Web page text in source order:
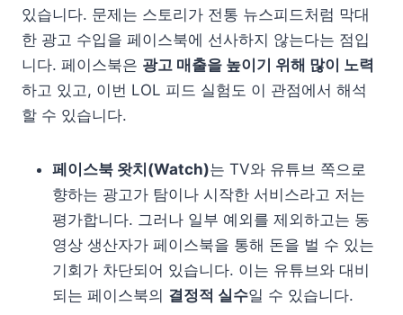
있습니다. 문제는 스토리가 전통 뉴스피드처럼 막대
한 광고 수입을 페이스북에 선사하지 않는다는 점입
니다. 페이스북은 광고 매출을 높이기 위해 많이 노력
하고 있고, 이번 LOL 피드 실험도 이 관점에서 해석
할 수 있습니다.
페이스북 왓치(Watch)는 TV와 유튜브 쪽으로
향하는 광고가 탐이나 시작한 서비스라고 저는
평가합니다. 그러나 일부 예외를 제외하고는 동
영상 생산자가 페이스북을 통해 돈을 벌 수 있는
기회가 차단되어 있습니다. 이는 유튜브와 대비
되는 페이스북의 결정적 실수일 수 있습니다.